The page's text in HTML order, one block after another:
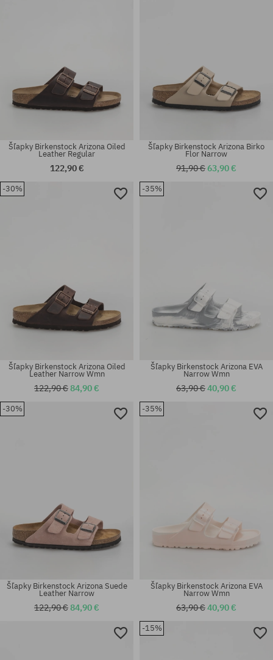
Dostupné veľkosti:
Dostupné veľkosti:
Dostupné veľkosti:
Šľapky Birkenstock Arizona Oiled
Leather Regular
122,90 €
Dostupné veľkosti:
Šľapky Birkenstock Arizona Birko
Flor Narrow
91,90 €63,90 €
-30%
Šľapky Birkenstock Arizona Oiled
Leather Narrow Wmn
122,90 €84,90 €
-35%
Dostupné veľkosti:
Šľapky Birkenstock Arizona EVA
Narrow Wmn
63,90 €40,90 €
-30%
Šľapky Birkenstock Arizona Suede
Leather Narrow
122,90 €84,90 €
-35%
Šľapky Birkenstock Arizona EVA
Narrow Wmn
63,90 €40,90 €
-15%